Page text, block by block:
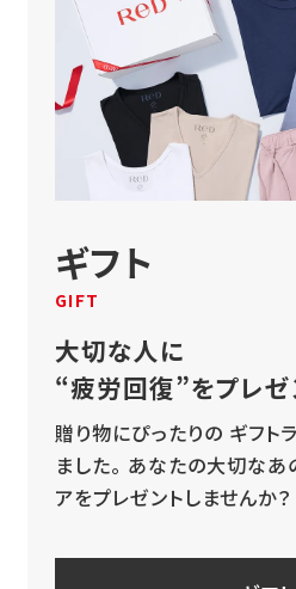
ギフト
GIFT
大切な人に
“疲労回復”をプレゼ
贈り物にぴったりの ギフト
ました。 あなたの大切なあ
アをプレゼントしませんか？